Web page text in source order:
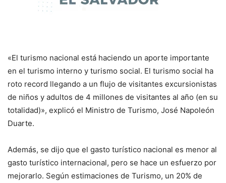
«El turismo nacional está haciendo un aporte importante
en el turismo interno y turismo social. El turismo social ha
roto record llegando a un flujo de visitantes excursionistas
de niños y adultos de 4 millones de visitantes al año (en su
totalidad)», explicó el Ministro de Turismo, José Napoleón
Duarte.
Además, se dijo que el gasto turístico nacional es menor al
gasto turístico internacional, pero se hace un esfuerzo por
mejorarlo. Según estimaciones de Turismo, un 20% de